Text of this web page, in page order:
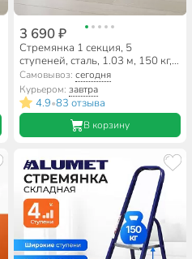
3 690 ₽
Стремянка 1 секция, 5
ступеней, сталь, 1.03 м, 150 кг,
Alumet, М8305
Самовывоз: сегодня
Курьером: завтра
4.9•83 отзыва
В корзину